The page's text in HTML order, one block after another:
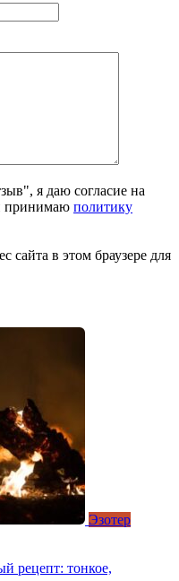
я даю согласие на
принимаю политику
сайта в этом браузере для
Эзотер
рецепт: тонкое,